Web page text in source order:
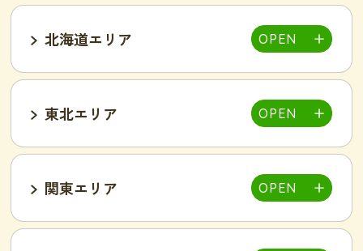
北海道エリア
東北エリア
関東エリア